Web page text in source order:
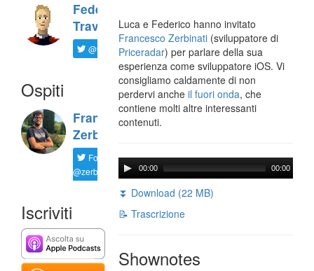
Federico
Travaini
@ftrava
Ospiti
Francesco
Zerbinati
Follow
@zerbfra
Iscriviti
Luca e Federico hanno invitato
Francesco Zerbinati (sviluppatore di
Priceradar) per parlare della sua
esperienza come sviluppatore iOS. Vi
consigliamo caldamente di non
perdervi ancheil fuori onda, che
contiene molti altre interessanti
contenuti.
00:00 00:00
⏬ Download (22 MB)
📝 Trascrizione
Shownotes